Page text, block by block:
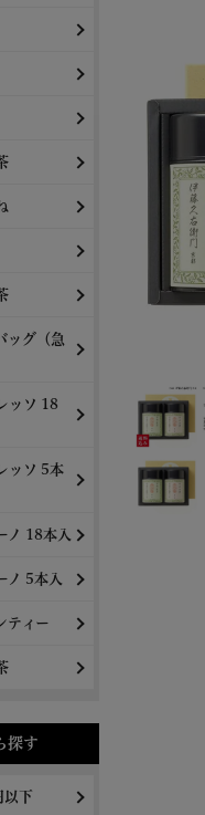
ッグ（急
ッソ 18
ッソ 5本
ノ 18本入
ノ 5本入
ティー
探す
下